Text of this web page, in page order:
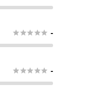
 -
 -